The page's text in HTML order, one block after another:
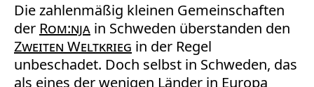
Die zahlenmäßig kleinen Gemeinschaften
der Rom:nja in Schweden überstanden den
Zweiten Weltkrieg in der Regel
unbeschadet. Doch selbst in Schweden, das
als eines der wenigen Länder in Europa